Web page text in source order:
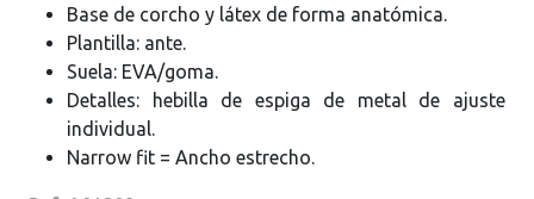
Base de corcho y látex de forma anatómica.
Plantilla: ante.
Suela: EVA/goma.
Detalles: hebilla de espiga de metal de ajuste
individual.
Narrow fit = Ancho estrecho.